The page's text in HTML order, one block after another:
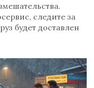
следите за
будет доставлен